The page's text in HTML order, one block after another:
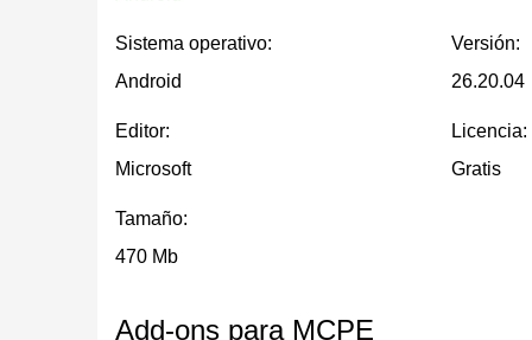
información relacionada con el sonido
pasarse por alto sin audio. Esto es
pantallas pequeñas en lugar de llenar la pantalla
Sistema operativo:
Android
Versión:
26.20.04
Editor:
Microsoft
Licencia:
Gratis
Tamaño:
470 Mb
Add-ons para MCPE